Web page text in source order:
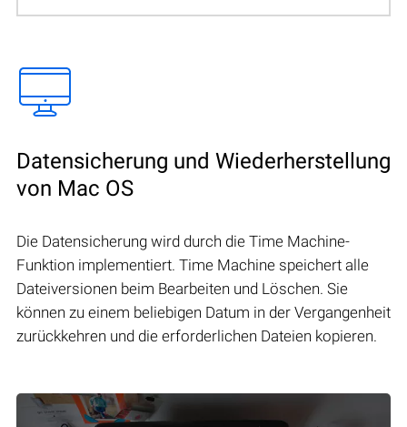
Datensicherung und Wiederherstellung
von Mac OS
Die Datensicherung wird durch die Time Machine-
Funktion implementiert. Time Machine speichert alle
Dateiversionen beim Bearbeiten und Löschen. Sie
können zu einem beliebigen Datum in der Vergangenheit
zurückkehren und die erforderlichen Dateien kopieren.